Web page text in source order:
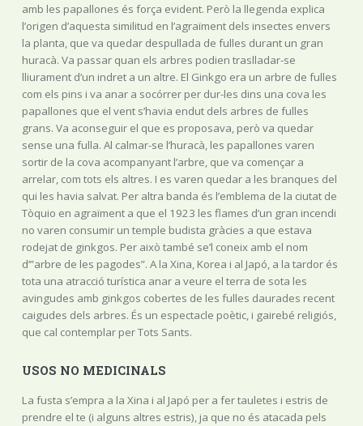
amb les papallones és força evident. Però la llegenda explica
l’origen d’aquesta similitud en l’agraïment dels insectes envers
la planta, que va quedar despullada de fulles durant un gran
huracà. Va passar quan els arbres podien traslladar-se
lliurament d’un indret a un altre. El Ginkgo era un arbre de fulles
com els pins i va anar a socórrer per dur-les dins una cova les
papallones que el vent s’havia endut dels arbres de fulles
grans. Va aconseguir el que es proposava, però va quedar
sense una fulla. Al calmar-se l’huracà, les papallones varen
sortir de la cova acompanyant l’arbre, que va començar a
arrelar, com tots els altres. I es varen quedar a les branques del
qui les havia salvat. Per altra banda és l’emblema de la ciutat de
Tòquio en agraïment a que el 1923 les flames d’un gran incendi
no varen consumir un temple budista gràcies a que estava
rodejat de ginkgos. Per això també se’l coneix amb el nom
d’”arbre de les pagodes”. A la Xina, Korea i al Japó, a la tardor és
tota una atracció turística anar a veure el terra de sota les
avingudes amb ginkgos cobertes de les fulles daurades recent
caigudes dels arbres. És un espectacle poètic, i gairebé religiós,
que cal contemplar per Tots Sants.
USOS NO MEDICINALS
La fusta s’empra a la Xina i al Japó per a fer tauletes i estris de
prendre el te (i alguns altres estris), ja que no és atacada pels